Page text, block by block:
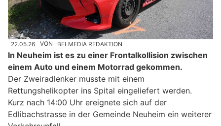
22.05.26 VON BELMEDIA REDAKTION
In Neuheim ist es zu einer Frontalkollision zwischen
einem Auto und einem Motorrad gekommen.
Der Zweiradlenker musste mit einem
Rettungshelikopter ins Spital eingeliefert werden.
Kurz nach 14:00 Uhr ereignete sich auf der
Edlibachstrasse in der Gemeinde Neuheim ein weiterer